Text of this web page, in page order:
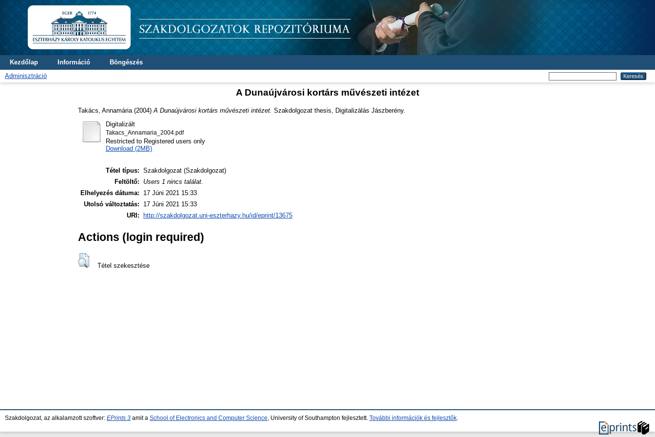
Kezdőlap Információ
Böngészés
Adminisztráció
A Dunaújvárosi kortárs művészeti intézet
Takács, Annamária (2004) A Dunaújvárosi kortárs művészeti intézet. Szakdolgozat thesis, Digitalizálás Jászberény.
Digitalizált
Takacs_Annamaria_2004.pdf
Restricted to Registered users only
Download (2MB)
Tétel típus: Szakdolgozat (Szakdolgozat)
Feltöltő:
Users 1 nincs találat.
Elhelyezés dátuma:
17 Júni 2021 15:33
Utolsó változtatás:
17 Júni 2021 15:33
URI:
http://szakdolgozat.uni-eszterhazy.hu/id/eprint/13675
Actions (login required)
Tétel szekesztése
Szakdolgozat, az alkalamzott szoftver: EPrints 3 amit a School of Electronics and Computer Science , University of Southampton fejlesztett. További információk és fejlesztők